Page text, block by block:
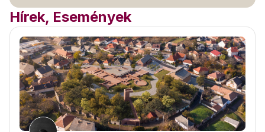
Hírek, Események